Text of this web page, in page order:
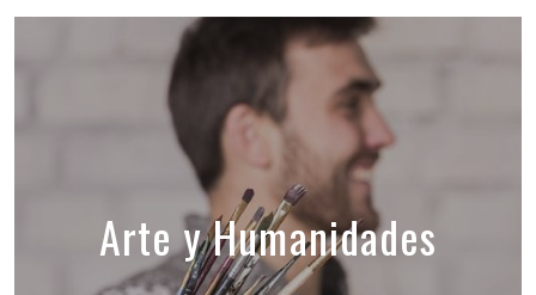
Arte y Humanidades